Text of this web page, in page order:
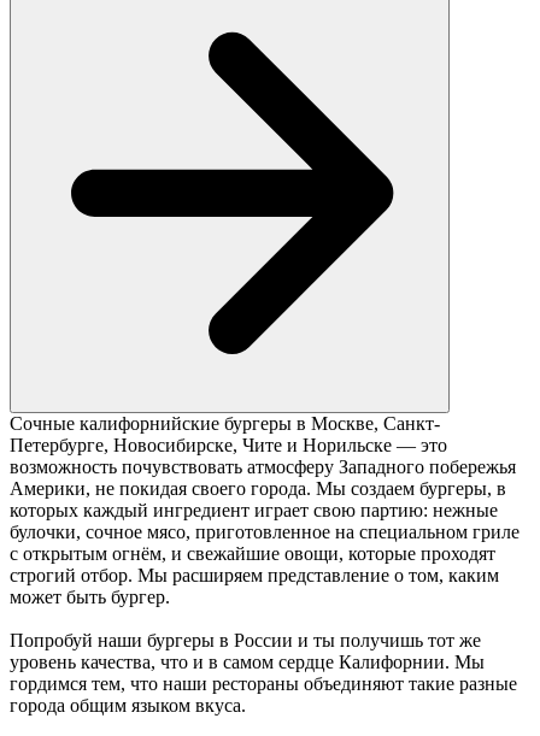
Сочные калифорнийские бургеры в Москве, Санкт-
Петербурге, Новосибирске, Чите и Норильске — это
возможность почувствовать атмосферу Западного побережья
Америки, не покидая своего города. Мы создаем бургеры, в
которых каждый ингредиент играет свою партию: нежные
булочки, сочное мясо, приготовленное на специальном гриле
с открытым огнём, и свежайшие овощи, которые проходят
строгий отбор. Мы расширяем представление о том, каким
может быть бургер.
Попробуй наши бургеры в России и ты получишь тот же
уровень качества, что и в самом сердце Калифорнии. Мы
гордимся тем, что наши рестораны объединяют такие разные
города общим языком вкуса.